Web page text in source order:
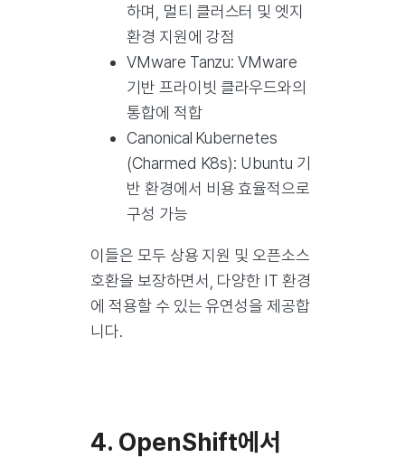
하며, 멀티 클러스터 및 엣지
환경 지원에 강점
VMware Tanzu: VMware
기반 프라이빗 클라우드와의
통합에 적합
Canonical Kubernetes
(Charmed K8s): Ubuntu 기
반 환경에서 비용 효율적으로
구성 가능
이들은 모두 상용 지원 및 오픈소스
호환을 보장하면서, 다양한 IT 환경
에 적용할 수 있는 유연성을 제공합
니다.
4. OpenShift에서